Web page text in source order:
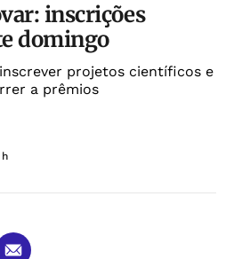
inscrições
domingo
projetos científicos e
a prêmios